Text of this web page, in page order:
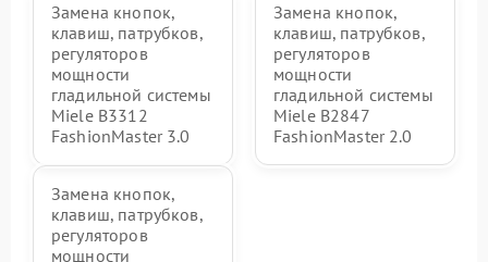
Замена кнопок,
клавиш, патрубков,
регуляторов
мощности
гладильной системы
Miele B3312
FashionMaster 3.0
Замена кнопок,
клавиш, патрубков,
регуляторов
мощности
гладильной системы
Miele B2847
FashionMaster 2.0
Замена кнопок,
клавиш, патрубков,
регуляторов
мощности